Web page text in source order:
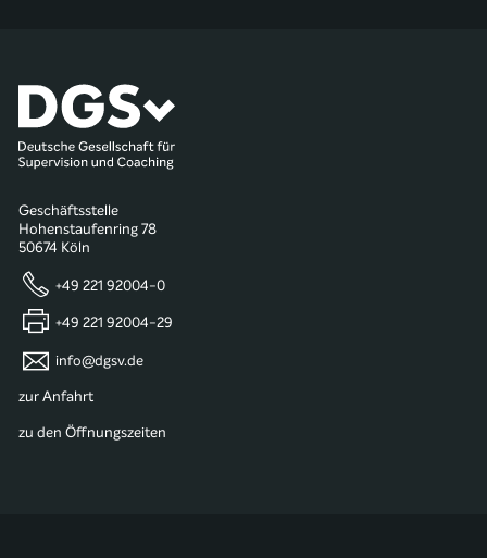
Geschäftsstelle
Hohenstaufenring 78
50674 Köln
+49 221 92004-0
+49 221 92004-29
info@dgsv.de
zur Anfahrt
zu den Öffnungszeiten